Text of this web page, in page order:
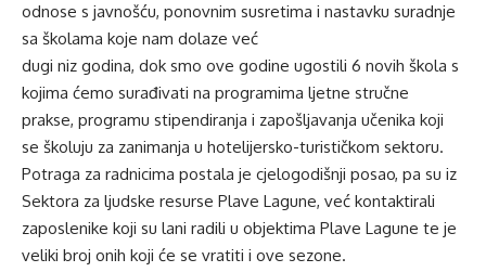
odnose s javnošću, ponovnim susretima i nastavku suradnje
sa školama koje nam dolaze već
dugi niz godina, dok smo ove godine ugostili 6 novih škola s
kojima ćemo surađivati na programima ljetne stručne
prakse, programu stipendiranja i zapošljavanja učenika koji
se školuju za zanimanja u hotelijersko-turističkom sektoru.
Potraga za radnicima postala je cjelogodišnji posao, pa su iz
Sektora za ljudske resurse Plave Lagune, već kontaktirali
zaposlenike koji su lani radili u objektima Plave Lagune te je
veliki broj onih koji će se vratiti i ove sezone.